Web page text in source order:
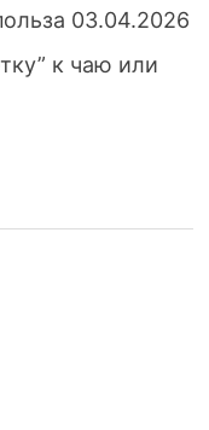
03.04.2026
к чаю или